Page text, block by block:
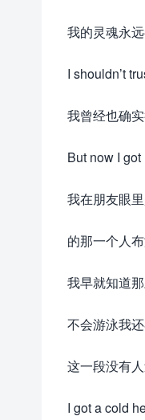
我的灵魂永
I shouldn’t
我曾经也确
But now I
我在朋友眼
的那一个人
我早就知道
不会游泳我
这一段没有
I got a cold